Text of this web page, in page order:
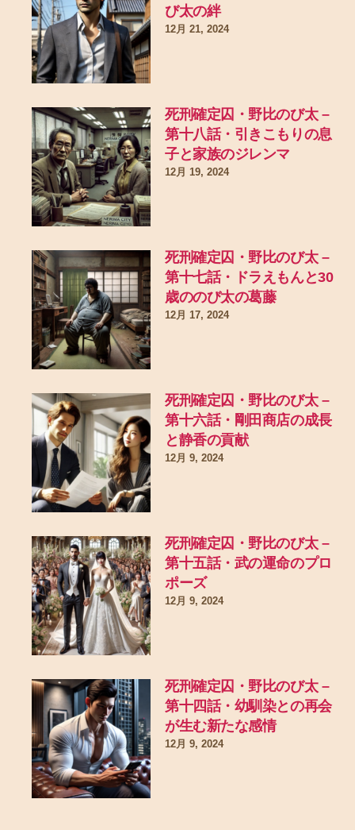
び太の絆
12月 21, 2024
死刑確定囚・野比のび太 –
第十八話・引きこもりの息
子と家族のジレンマ
12月 19, 2024
死刑確定囚・野比のび太 –
第十七話・ドラえもんと30
歳ののび太の葛藤
12月 17, 2024
死刑確定囚・野比のび太 –
第十六話・剛田商店の成長
と静香の貢献
12月 9, 2024
死刑確定囚・野比のび太 –
第十五話・武の運命のプロ
ポーズ
12月 9, 2024
死刑確定囚・野比のび太 –
第十四話・幼馴染との再会
が生む新たな感情
12月 9, 2024